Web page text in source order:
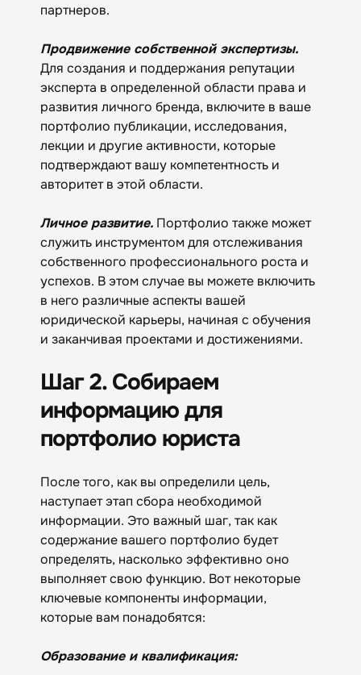
партнеров.
Продвижение собственной экспертизы.
Для создания и поддержания репутации
эксперта в определенной области права и
развития личного бренда, включите в ваше
портфолио публикации, исследования,
лекции и другие активности, которые
подтверждают вашу компетентность и
авторитет в этой области.
Личное развитие. Портфолио также может
служить инструментом для отслеживания
собственного профессионального роста и
успехов. В этом случае вы можете включить
в него различные аспекты вашей
юридической карьеры, начиная с обучения
и заканчивая проектами и достижениями.
Шаг 2. Собираем
информацию для
портфолио юриста
После того, как вы определили цель,
наступает этап сбора необходимой
информации. Это важный шаг, так как
содержание вашего портфолио будет
определять, насколько эффективно оно
выполняет свою функцию. Вот некоторые
ключевые компоненты информации,
которые вам понадобятся:
Образование и квалификация: